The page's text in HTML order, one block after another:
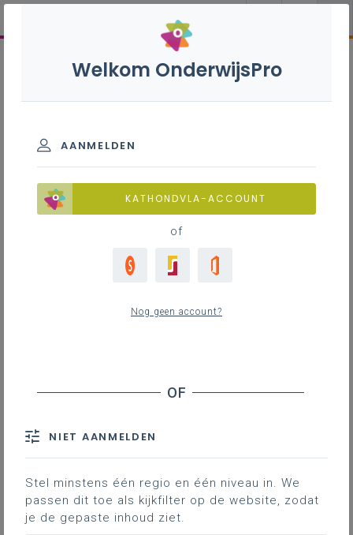
Welkom OnderwijsPro
AANMELDEN
KATHONDVLA-ACCOUNT
of
Nog geen account?
NIET AANMELDEN
Stel minstens één regio en één niveau in. We
passen dit toe als kijkfilter op de website, zodat
je de gepaste inhoud ziet.